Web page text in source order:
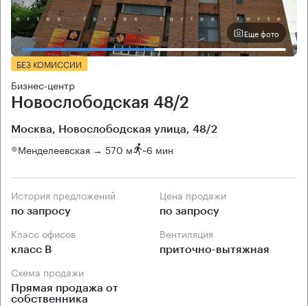
Еще фото
БЕЗ КОМИССИИ
Бизнес-центр
Новослободская 48/2
Москва, Новослободская улица, 48/2
Менделеевская → 570 м ~6 мин
История предложений
по запросу
Цена продажи
по запросу
Класс офисов
класс B
Вентиляция
приточно-вытяжная
Схема продажи
Прямая продажа от
собственника